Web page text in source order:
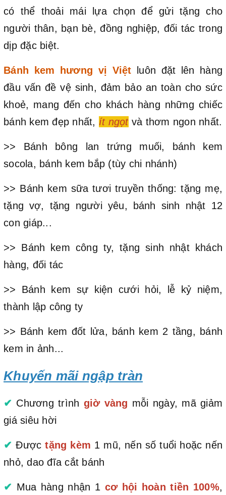
có thể thoải mái lựa chọn để gửi tặng cho
người thân, bạn bè, đồng nghiệp, đối tác trong
dịp đặc biệt.
Bánh kem hương vị Việt luôn đặt lên hàng
đầu vấn đề vệ sinh, đảm bảo an toàn cho sức
khoẻ, mang đến cho khách hàng những chiếc
bánh kem đẹp nhất, ít ngọt và thơm ngon nhất.
>> Bánh bông lan trứng muối, bánh kem
socola, bánh kem bắp (tùy chi nhánh)
>> Bánh kem sữa tươi truyền thống: tặng mẹ,
tặng vợ, tặng người yêu, bánh sinh nhật 12
con giáp...
>> Bánh kem công ty, tặng sinh nhật khách
hàng, đối tác
>> Bánh kem sự kiện cưới hỏi, lễ kỷ niệm,
thành lập công ty
>> Bánh kem đốt lửa, bánh kem 2 tầng, bánh
kem in ảnh...
Khuyến mãi ngập tràn
✔ Chương trình giờ vàng mỗi ngày, mã giảm
giá siêu hời
✔ Được tặng kèm 1 mũ, nến số tuổi hoặc nến
nhỏ, dao đĩa cắt bánh
✔ Mua hàng nhận 1 cơ hội hoàn tiền 100%,